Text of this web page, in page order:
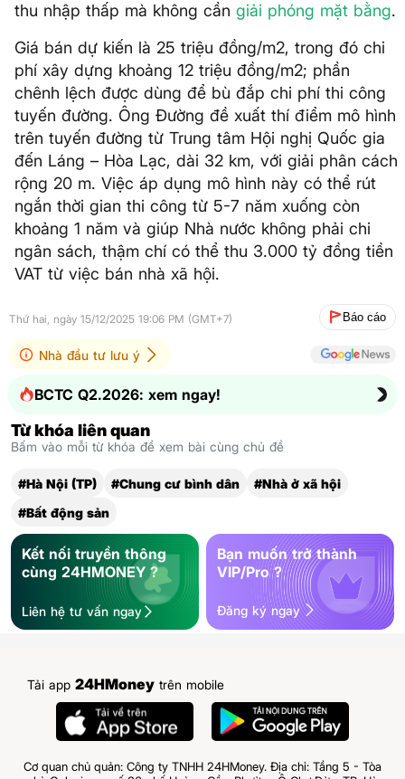
thu nhập thấp mà không cần giải phóng mặt bằng.
Giá bán dự kiến là 25 triệu đồng/m2, trong đó chi
phí xây dựng khoảng 12 triệu đồng/m2; phần
chênh lệch được dùng để bù đắp chi phí thi công
tuyến đường. Ông Đường đề xuất thí điểm mô hình
trên tuyến đường từ Trung tâm Hội nghị Quốc gia
đến Láng – Hòa Lạc, dài 32 km, với giải phân cách
rộng 20 m. Việc áp dụng mô hình này có thể rút
ngắn thời gian thi công từ 5-7 năm xuống còn
khoảng 1 năm và giúp Nhà nước không phải chi
ngân sách, thậm chí có thể thu 3.000 tỷ đồng tiền
VAT từ việc bán nhà xã hội.
Thứ hai, ngày 15/12/2025 19:06 PM (GMT+7) Báo cáo
Nhà đầu tư lưu ý
BCTC Q2.2026: xem ngay!
Từ khóa liên quan
Bấm vào mỗi từ khóa để xem bài cùng chủ đề
#Hà Nội (TP) #Chung cư bình dân
#Nhà ở xã hội
#Bất động sản
Kết nối truyền thông
cùng 24HMONEY ?
Liên hệ tư vấn ngay
Bạn muốn trở thành
VIP/Pro ?
Đăng ký ngay
Tải app 24HMoney trên mobile
Cơ quan chủ quản: Công ty TNHH 24HMoney. Địa chỉ: Tầng 5 - Tòa